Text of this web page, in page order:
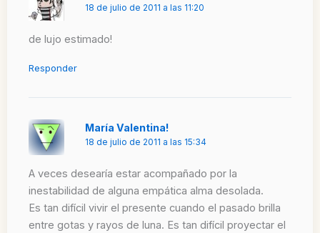
18 de julio de 2011 a las 11:20
de lujo estimado!
Responder
María Valentina!
18 de julio de 2011 a las 15:34
A veces desearía estar acompañado por la
inestabilidad de alguna empática alma desolada.
Es tan difícil vivir el presente cuando el pasado brilla
entre gotas y rayos de luna. Es tan difícil proyectar el